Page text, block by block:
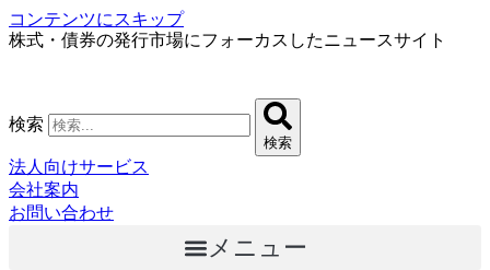
コンテンツにスキップ
株式・債券の発行市場にフォーカスしたニュースサイト
検索
検索
法人向けサービス
会社案内
お問い合わせ
メニュー